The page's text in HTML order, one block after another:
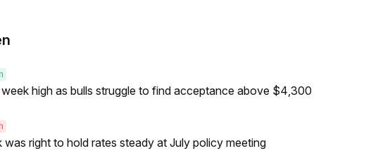
high as bulls struggle to find acceptance above $4,300
right to hold rates steady at July policy meeting